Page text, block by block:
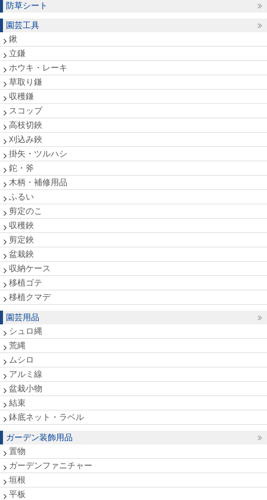
防草シート
園芸工具
鍬
立鎌
ホウキ・レーキ
草取り鎌
収穫鎌
スコップ
高枝切鋏
刈込み鋏
掛矢・ツルハシ
鉈・斧
木柄・補修用品
ふるい
剪定のこ
収穫鋏
剪定鋏
盆栽鋏
収納ケース
移植ゴテ
移植クマデ
園芸用品
シュロ縄
荒縄
ムシロ
アルミ線
盆栽小物
結束
鉢底ネット・ラベル
ガーデン装飾用品
置物
ガーデンファニチャー
垣根
平板